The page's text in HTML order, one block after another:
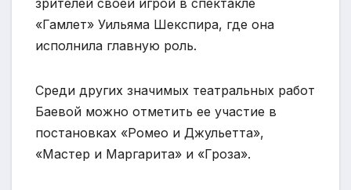
зрителей своей игрой в спектакле
«Гамлет» Уильяма Шекспира, где она
исполнила главную роль.
Среди других значимых театральных работ
Баевой можно отметить ее участие в
постановках «Ромео и Джульетта»,
«Мастер и Маргарита» и «Гроза».